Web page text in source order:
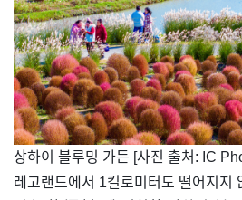
상하이 블루밍 가든 [사진 출처: IC
레고랜드에서 1킬로미터도 떨어지지